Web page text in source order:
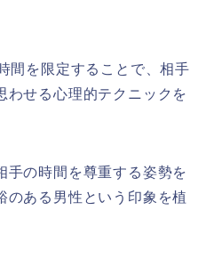
間を限定することで、相手
わせる心理的テクニックを
手の時間を尊重する姿勢を
のある男性という印象を植